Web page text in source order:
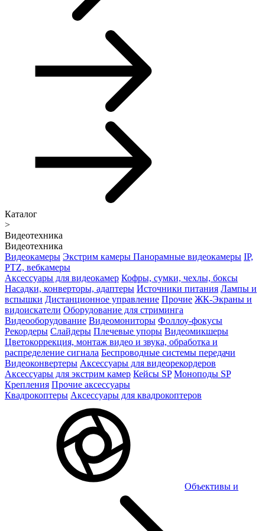
Каталог
>
Видеотехника
Видеотехника
Видеокамеры Экстрим камеры Панорамные видеокамеры IP,
PTZ, вебкамеры
Аксессуары для видеокамер Кофры, сумки, чехлы, боксы
Насадки, конверторы, адаптеры Источники питания Лампы и
вспышки Дистанционное управление Прочие ЖК-Экраны и
видоискатели Оборудование для стриминга
Видеооборудование Видеомониторы Фоллоу-фокусы
Рекордеры Слайдеры Плечевые упоры Видеомикшеры
Цветокоррекция, монтаж видео и звука, обработка и
распределение сигнала Беспроводные системы передачи
Видеоконвертеры Аксессуары для видеорекордеров
Аксессуары для экстрим камер Кейсы SP Моноподы SP
Крепления Прочие аксессуары
Квадрокоптеры Аксессуары для квадрокоптеров
Объективы и